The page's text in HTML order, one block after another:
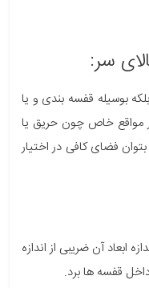
سر:
بوسیله قفسه بندی و یا
در مواقع خاص چون حریق یا
فضای کافی در اختیار
آن ضریبی از اندازه
داخل قفسه ها برد.